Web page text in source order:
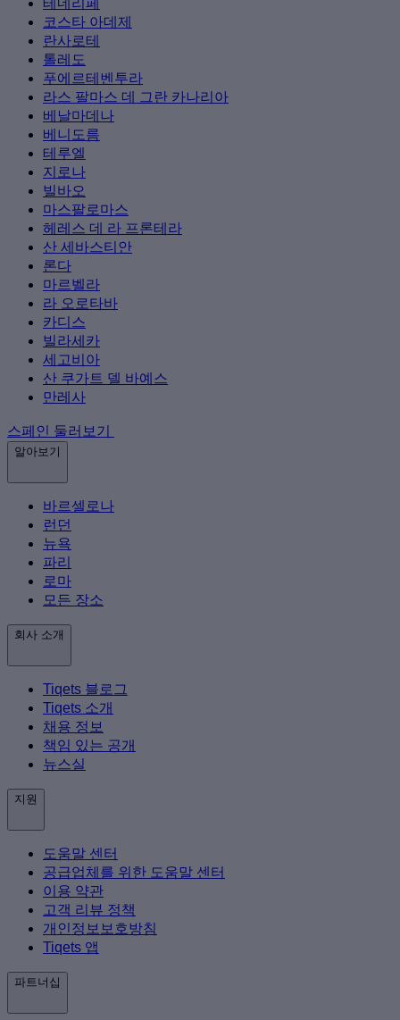
테네리페
코스타 아데제
란사로테
톨레도
푸에르테벤투라
라스 팔마스 데 그란 카나리아
베날마데나
베니도름
테루엘
지로나
빌바오
마스팔로마스
헤레스 데 라 프론테라
산 세바스티안
론다
마르벨라
라 오로타바
카디스
빌라세카
세고비아
산 쿠가트 델 바예스
만레사
스페인 둘러보기
알아보기
바르셀로나
런던
뉴욕
파리
로마
모든 장소
회사 소개
Tiqets 블로그
Tiqets 소개
채용 정보
책임 있는 공개
뉴스실
지원
도움말 센터
공급업체를 위한 도움말 센터
이용 약관
고객 리뷰 정책
개인정보보호방침
Tiqets 앱
파트너십